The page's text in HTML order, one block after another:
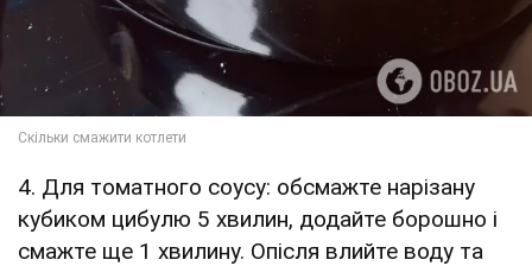
4. Для томатного соусу: обсмажте нарізану
кубиком цибулю 5 хвилин, додайте борошно і
смажте ще 1 хвилину. Опісля влийте воду та